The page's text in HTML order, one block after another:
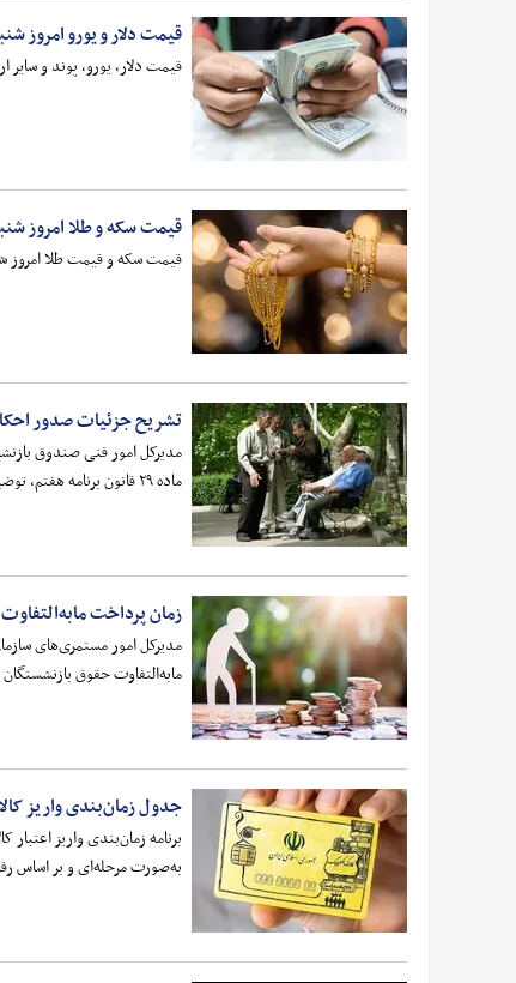
قیمت دلار و یورو امروز شنبه ۱۷ مرداد
قیمت دلار، یورو، پوند و سایر ارز‌ها امروز شنبه ۱۷ مرداد را
قیمت سکه و طلا امروز شنبه ۱۷ مرداد
قیمت سکه و قیمت طلا امروز شنبه ۱۷ مرداد ۱۴۰۵ را در جدول زیر
تشریح جزئیات صدور
مدیرکل امور فنی صندوق
ماده ۲۹ قانون برنامه هفتم، توضیحاتی داد.
زمان پرداخت
مدیرکل امور مستمری‌های
مابه‌التفاوت حقوق
جدول زمان‌بندی واریز
برنامه زمان‌بندی واریز
به‌صورت مرحله‌ای و بر اساس